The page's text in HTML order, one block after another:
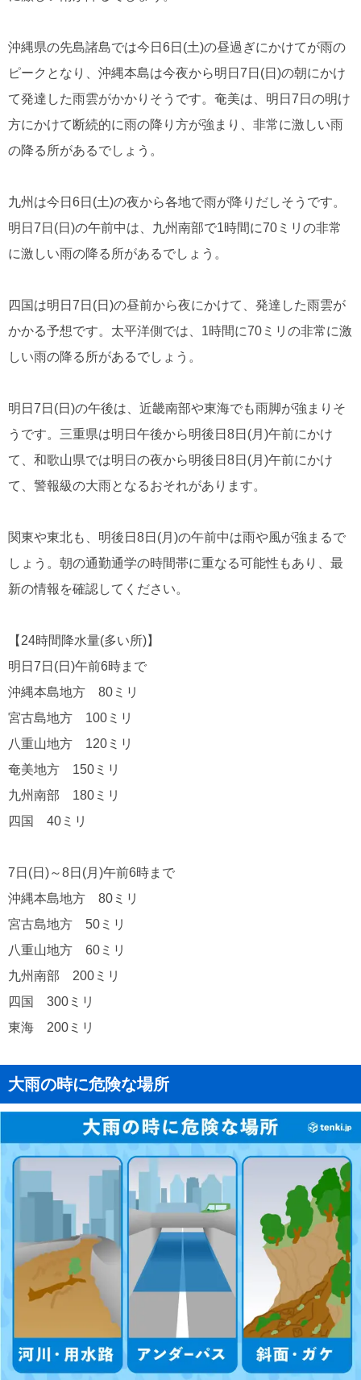
沖縄県の先島諸島では今日6日(土)の昼過ぎにかけてが雨の
ピークとなり、沖縄本島は今夜から明日7日(日)の朝にかけ
て発達した雨雲がかかりそうです。奄美は、明日7日の明け
方にかけて断続的に雨の降り方が強まり、非常に激しい雨
の降る所があるでしょう。
九州は今日6日(土)の夜から各地で雨が降りだしそうです。
明日7日(日)の午前中は、九州南部で1時間に70ミリの非常
に激しい雨の降る所があるでしょう。
四国は明日7日(日)の昼前から夜にかけて、発達した雨雲が
かかる予想です。太平洋側では、1時間に70ミリの非常に激
しい雨の降る所があるでしょう。
明日7日(日)の午後は、近畿南部や東海でも雨脚が強まりそ
うです。三重県は明日午後から明後日8日(月)午前にかけ
て、和歌山県では明日の夜から明後日8日(月)午前にかけ
て、警報級の大雨となるおそれがあります。
関東や東北も、明後日8日(月)の午前中は雨や風が強まるで
しょう。朝の通勤通学の時間帯に重なる可能性もあり、最
新の情報を確認してください。
【24時間降水量(多い所)】
明日7日(日)午前6時まで
沖縄本島地方 80ミリ
宮古島地方 100ミリ
八重山地方 120ミリ
奄美地方 150ミリ
九州南部 180ミリ
四国 40ミリ
7日(日)～8日(月)午前6時まで
沖縄本島地方 80ミリ
宮古島地方 50ミリ
八重山地方 60ミリ
九州南部 200ミリ
四国 300ミリ
東海 200ミリ
大雨の時に危険な場所